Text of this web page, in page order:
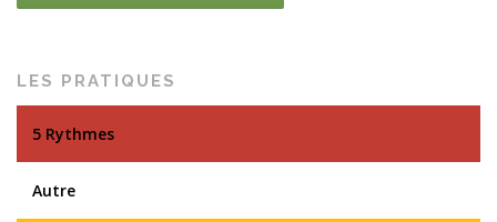
LES PRATIQUES
5 Rythmes
Autre